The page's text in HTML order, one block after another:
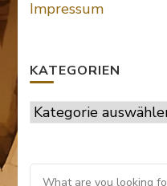
Impressum
KATEGORIEN
Kategorien
Looking